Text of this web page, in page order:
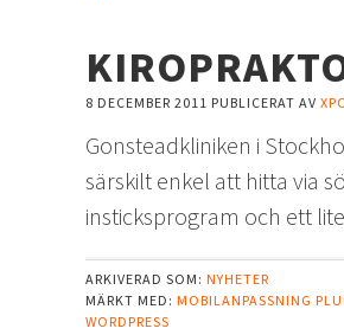
8 DECEMBER 2011 PUBLICERAT AV
Gonsteadkliniken i
särskilt enkel att hitta via
insticksprogram och ett
ARKIVERAD SOM: NYHETER
MÄRKT MED: MOBILANPASSNING
WORDPRESS